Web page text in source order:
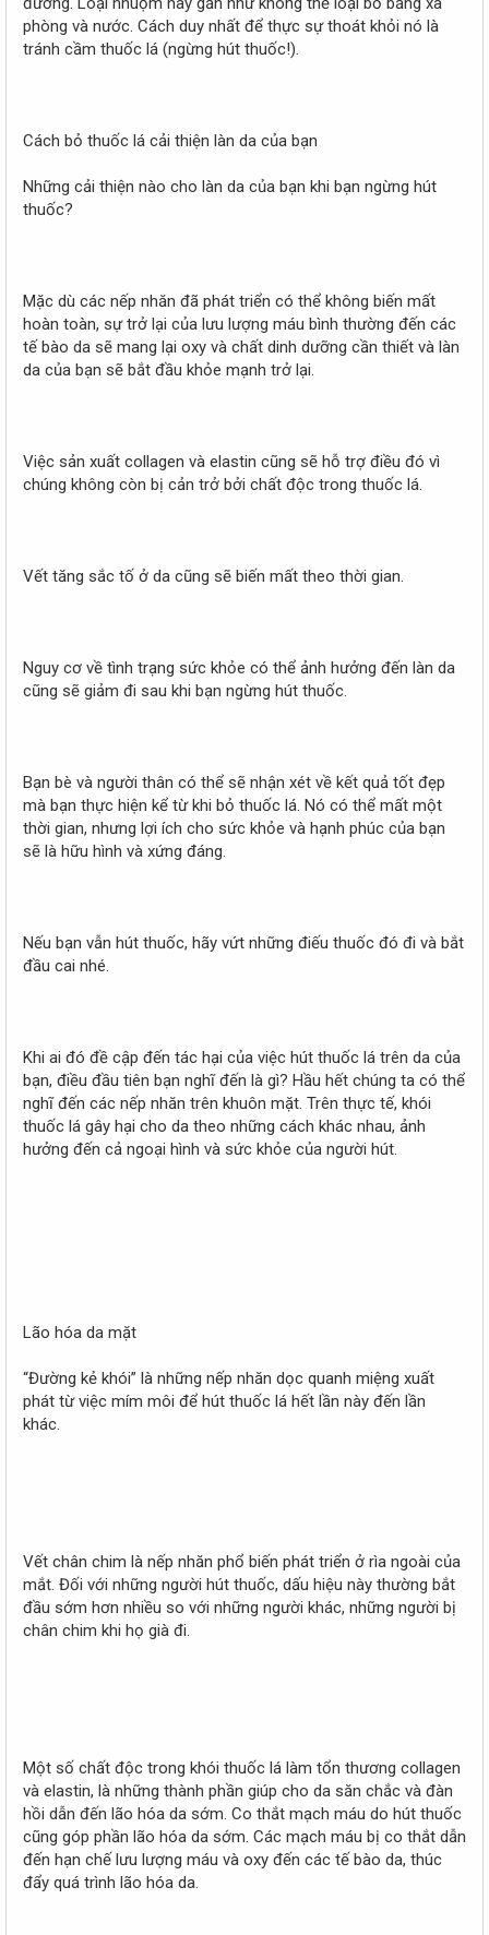
phòng và nước. Cách duy nhất để thực sự thoát khỏi nó là
tránh cầm thuốc lá (ngừng hút thuốc!).
Cách bỏ thuốc lá cải thiện làn da của bạn
Những cải thiện nào cho làn da của bạn khi bạn ngừng hút
thuốc?
Mặc dù các nếp nhăn đã phát triển có thể không biến mất
hoàn toàn, sự trở lại của lưu lượng máu bình thường đến các
tế bào da sẽ mang lại oxy và chất dinh dưỡng cần thiết và làn
da của bạn sẽ bắt đầu khỏe mạnh trở lại.
Việc sản xuất collagen và elastin cũng sẽ hỗ trợ điều đó vì
chúng không còn bị cản trở bởi chất độc trong thuốc lá.
Vết tăng sắc tố ở da cũng sẽ biến mất theo thời gian.
Nguy cơ về tình trạng sức khỏe có thể ảnh hưởng đến làn da
cũng sẽ giảm đi sau khi bạn ngừng hút thuốc.
Bạn bè và người thân có thể sẽ nhận xét về kết quả tốt đẹp
mà bạn thực hiện kể từ khi bỏ thuốc lá. Nó có thể mất một
thời gian, nhưng lợi ích cho sức khỏe và hạnh phúc của bạn
sẽ là hữu hình và xứng đáng.
Nếu bạn vẫn hút thuốc, hãy vứt những điếu thuốc đó đi và bắt
đầu cai nhé.
Khi ai đó đề cập đến tác hại của việc hút thuốc lá trên da của
bạn, điều đầu tiên bạn nghĩ đến là gì? Hầu hết chúng ta có thể
nghĩ đến các nếp nhăn trên khuôn mặt. Trên thực tế, khói
thuốc lá gây hại cho da theo những cách khác nhau, ảnh
hưởng đến cả ngoại hình và sức khỏe của người hút.
Lão hóa da mặt
“Đường kẻ khói” là những nếp nhăn dọc quanh miệng xuất
phát từ việc mím môi để hút thuốc lá hết lần này đến lần
khác.
Vết chân chim là nếp nhăn phổ biến phát triển ở rìa ngoài của
mắt. Đối với những người hút thuốc, dấu hiệu này thường bắt
đầu sớm hơn nhiều so với những người khác, những người bị
chân chim khi họ già đi.
Một số chất độc trong khói thuốc lá làm tổn thương collagen
và elastin, là những thành phần giúp cho da săn chắc và đàn
hồi dẫn đến lão hóa da sớm. Co thắt mạch máu do hút thuốc
cũng góp phần lão hóa da sớm. Các mạch máu bị co thắt dẫn
đến hạn chế lưu lượng máu và oxy đến các tế bào da, thúc
đẩy quá trình lão hóa da.